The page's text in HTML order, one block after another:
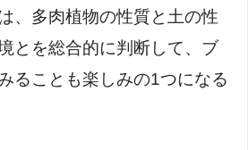
、多肉植物の性質と土の性
とを総合的に判断して、ブ
ることも楽しみの1つになる